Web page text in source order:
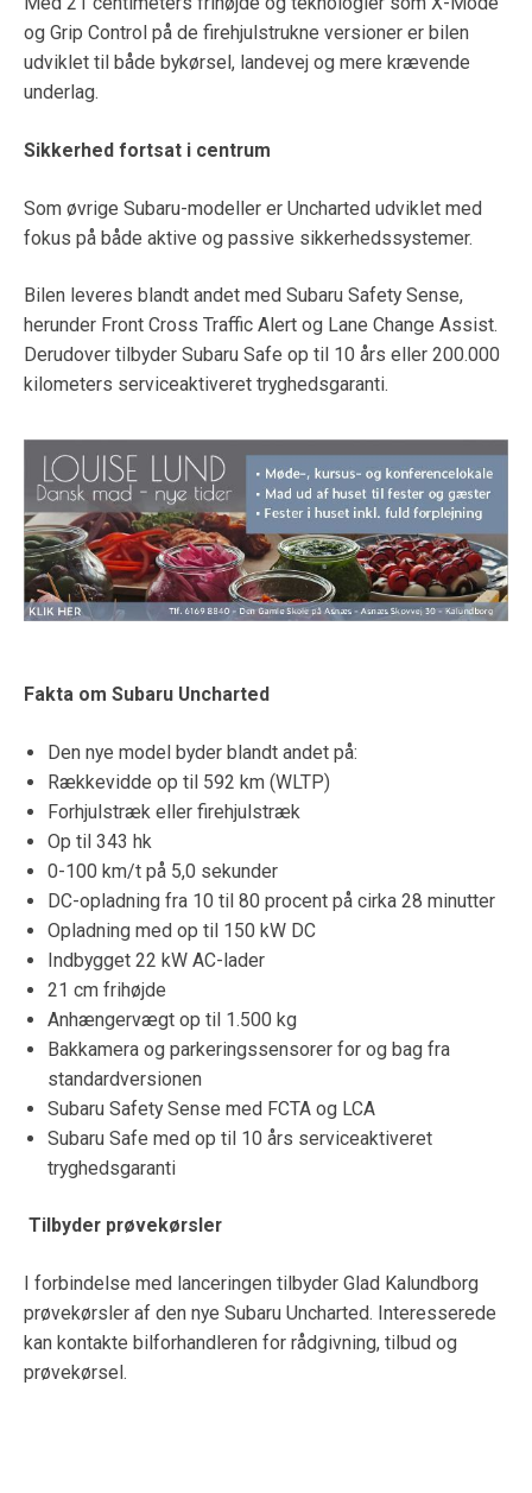
og Grip Control på de firehjulstrukne versioner er bilen
udviklet til både bykørsel, landevej og mere krævende
underlag.
Sikkerhed fortsat i centrum
Som øvrige Subaru-modeller er Uncharted udviklet med
fokus på både aktive og passive sikkerhedssystemer.
Bilen leveres blandt andet med Subaru Safety Sense,
herunder Front Cross Traffic Alert og Lane Change Assist.
Derudover tilbyder Subaru Safe op til 10 års eller 200.000
kilometers serviceaktiveret tryghedsgaranti.
Fakta om Subaru Uncharted
Den nye model byder blandt andet på:
Rækkevidde op til 592 km (WLTP)
Forhjulstræk eller firehjulstræk
Op til 343 hk
0-100 km/t på 5,0 sekunder
DC-opladning fra 10 til 80 procent på cirka 28 minutter
Opladning med op til 150 kW DC
Indbygget 22 kW AC-lader
21 cm frihøjde
Anhængervægt op til 1.500 kg
Bakkamera og parkeringssensorer for og bag fra
standardversionen
Subaru Safety Sense med FCTA og LCA
Subaru Safe med op til 10 års serviceaktiveret
tryghedsgaranti
Tilbyder prøvekørsler
I forbindelse med lanceringen tilbyder Glad Kalundborg
prøvekørsler af den nye Subaru Uncharted. Interesserede
kan kontakte bilforhandleren for rådgivning, tilbud og
prøvekørsel.